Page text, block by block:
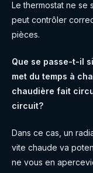
Le thermostat ne se
peut contrôler
pièces.
Que se passe-t-il
met du temps à
chaudière fait
circuit?
Dans ce cas, un
vite chaude va
ne vous en